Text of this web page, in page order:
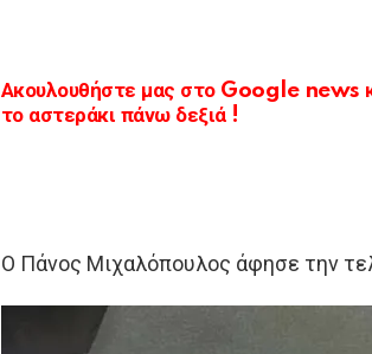
Ακουλουθήστε μας στο Google news
το αστεράκι πάνω δεξιά !
Ο Πάνος Μιχαλόπουλος άφησε την